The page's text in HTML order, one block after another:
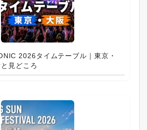
2026タイムテーブル｜東京・
見どころ